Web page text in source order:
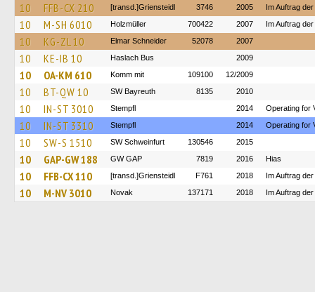
10 FFB-CX 210 [transd.]Griensteidl 3746 2005 Im Auftrag der
10 M-SH 6010 Holzmüller 700422 2007 Im Auftrag der
10 KG-ZL 10 Elmar Schneider 52078 2007
10 KE-IB 10 Haslach Bus 2009
10 OA-KM 610 Komm mit 109100 12/2009
10 BT-QW 10 SW Bayreuth 8135 2010
10 IN-ST 3010 Stempfl 2014 Operating for
10 IN-ST 3310 Stempfl 2014 Operating for
10 SW-S 1510 SW Schweinfurt 130546 2015
10 GAP-GW 188 GW GAP 7819 2016 Hias
10 FFB-CX 110 [transd.]Griensteidl F761 2018 Im Auftrag der
10 M-NV 3010 Novak 137171 2018 Im Auftrag der